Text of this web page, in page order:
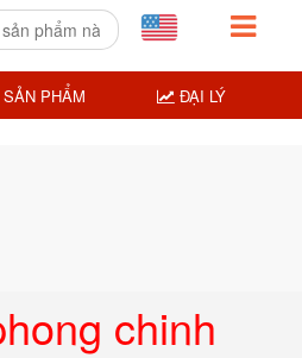
chinh
PHẨM ĐẠI LÝ